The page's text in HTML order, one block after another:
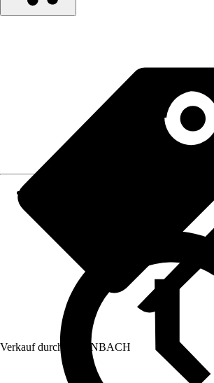
Verkauf durch: HORNBACH